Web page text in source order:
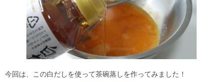
今回は、この白だしを使って茶碗蒸しを作ってみました！